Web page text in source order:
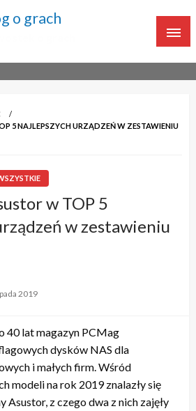
o grach
5 NAJLEPSZYCH URZĄDZEŃ W ZESTAWIENIU
w TOP 5
w zestawieniu
2019
40 lat magazyn PCMag
dysków NAS dla
i małych firm. Wśród
modeli na rok 2019 znalazły się
Asustor, z czego dwa z nich zajęły